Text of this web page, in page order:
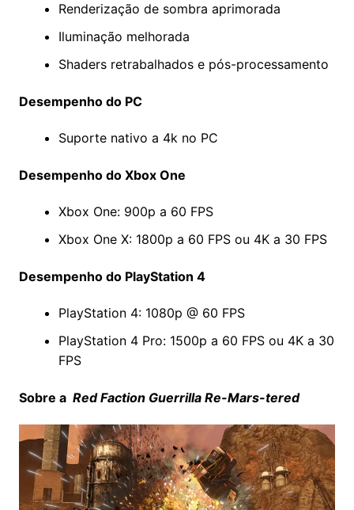
Renderização de sombra aprimorada
Iluminação melhorada
Shaders retrabalhados e pós-processamento
Desempenho do PC
Suporte nativo a 4k no PC
Desempenho do Xbox One
Xbox One: 900p a 60 FPS
Xbox One X: 1800p a 60 FPS ou 4K a 30 FPS
Desempenho do PlayStation 4
PlayStation 4: 1080p @ 60 FPS
PlayStation 4 Pro: 1500p a 60 FPS ou 4K a 30
FPS
Sobre a Red Faction Guerrilla Re-Mars-tered